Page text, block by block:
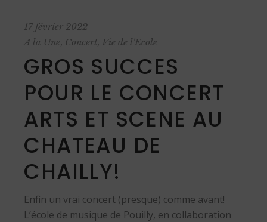
17 février 2022
A la Une, Concert, Vie de l'Ecole
GROS SUCCES
POUR LE CONCERT
ARTS ET SCENE AU
CHATEAU DE
CHAILLY!
Enfin un vrai concert (presque) comme avant!
L’école de musique de Pouilly, en collaboration